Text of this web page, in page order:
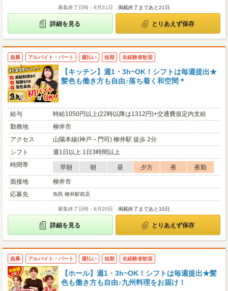
募集終了日時：8月31日 掲載終了まであと21日
詳細を見る とりあえず保存
急募 アルバイト・パート 週払い 短期 未経験者歓迎
【キッチン】週1・3h~OK！シフトは毎週提出★
髪色も働き方も自由♪落ち着く和空間＊
給与
時給1050円以上(22時以降は1312円)+交通費規定内支給
勤務地
柳井市
アクセス
山陽本線(神戸－門司) 柳井駅 徒歩 2分
シフト
週1日以上 1日3時間以上
時間帯
早朝 朝 昼 夕方 夜
夜勤
面接地
柳井市
応募先
魚民 柳井駅前店
募集終了日時：8月20日 掲載終了まであと10日
詳細を見る とりあえず保存
急募 アルバイト・パート 週払い 短期 未経験者歓迎
【ホール】週1・3h~OK！シフトは毎週提出★髪
色も働き方も自由♪九州料理をお届け！